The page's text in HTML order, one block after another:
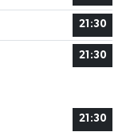
21:30
21:30
21:30